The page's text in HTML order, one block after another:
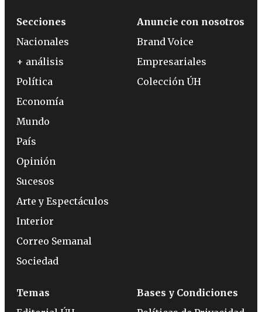
Secciones
Nacionales
+ análisis
Política
Economía
Mundo
País
Opinión
Sucesos
Arte y Espectáculos
Interior
Correo Semanal
Sociedad
Anuncie con nosotros
Brand Voice
Empresariales
Colección ÚH
Temas
Bases y Condiciones